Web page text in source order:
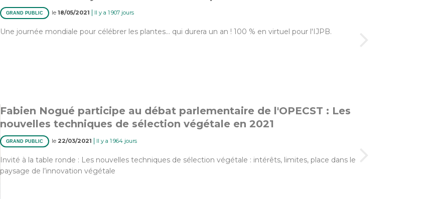
GRAND PUBLIC le 18/05/2021 | Il y a 1 907 jours
Une journée mondiale pour célébrer les plantes… qui durera un an ! 100 % en virtuel pour l'IJPB.
Fabien Nogué participe au débat parlementaire de l'OPECST : Les
nouvelles techniques de sélection végétale en 2021
GRAND PUBLIC le 22/03/2021 | Il y a 1 964 jours
Invité à la table ronde : Les nouvelles techniques de sélection végétale : intérêts, limites, place dans le
paysage de l’innovation végétale